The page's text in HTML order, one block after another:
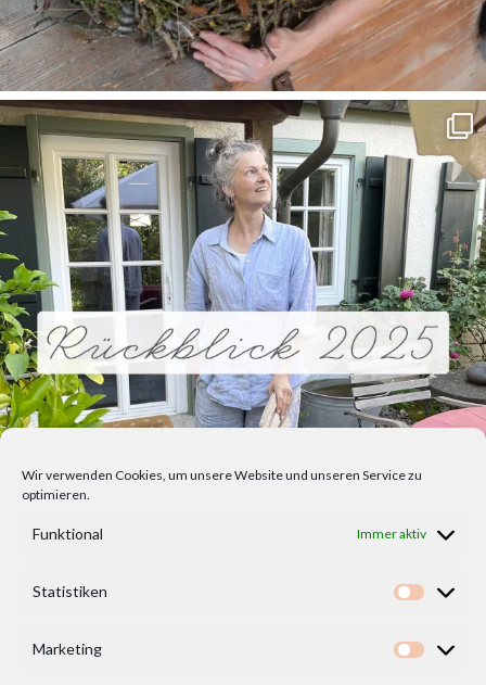
Wir verwenden Cookies, um unsere Website und unseren Service zu
optimieren.
Funktional Immer aktiv
Statistiken
Marketing